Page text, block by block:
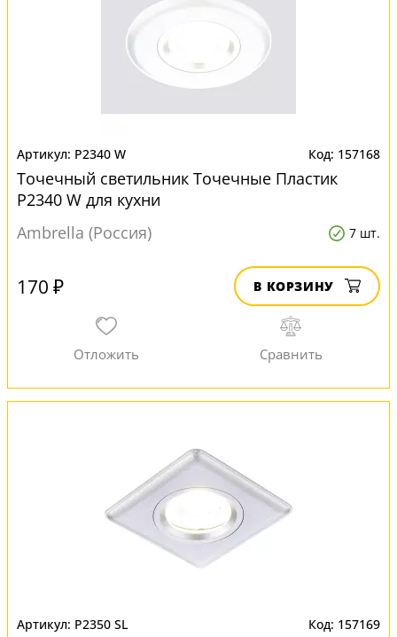
P2340 W 157168
Точечный светильник Точечные Пластик
P2340 W для кухни
Ambrella (Россия)
7 шт.
170 ₽ В КОРЗИНУ
P2350 SL 157169